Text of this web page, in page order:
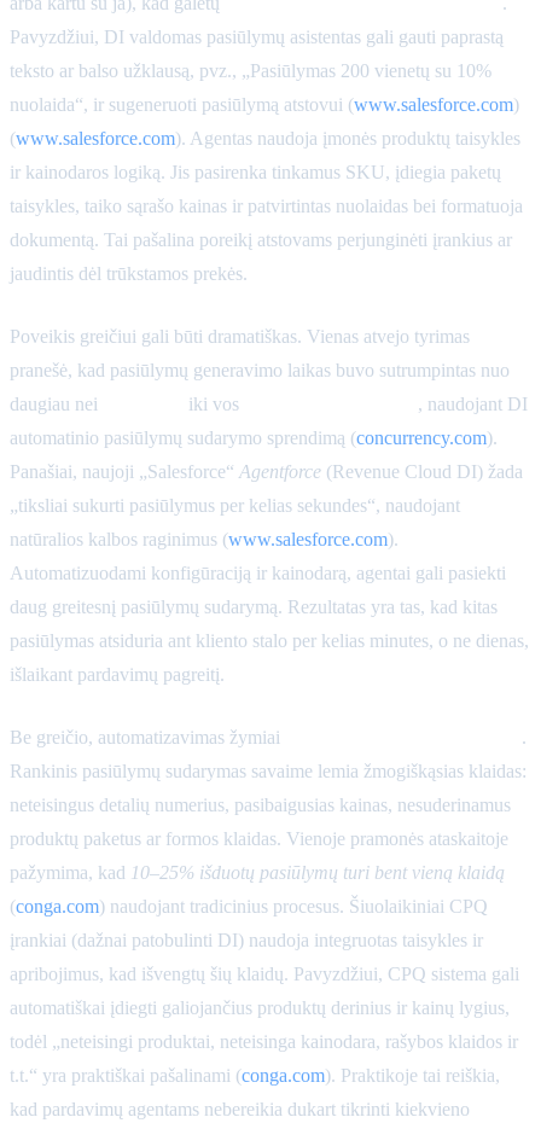
Pavyzdžiui, DI valdomas pasiūlymų asistentas gali gauti paprastą
teksto ar balso užklausą, pvz., „Pasiūlymas 200 vienetų su 10%
nuolaida“, ir sugeneruoti pasiūlymą atstovui (www.salesforce.com)
(www.salesforce.com). Agentas naudoja įmonės produktų taisykles
ir kainodaros logiką. Jis pasirenka tinkamus SKU, įdiegia paketų
taisykles, taiko sąrašo kainas ir patvirtintas nuolaidas bei formatuoja
dokumentą. Tai pašalina poreikį atstovams perjunginėti įrankius ar
jaudintis dėl trūkstamos prekės.
Poveikis greičiui gali būti dramatiškas. Vienas atvejo tyrimas
pranešė, kad pasiūlymų generavimo laikas buvo sutrumpintas nuo
daugiau nei
iki vos
, naudojant DI
automatinio pasiūlymų sudarymo sprendimą (concurrency.com).
Panašiai, naujoji „Salesforce“ Agentforce (Revenue Cloud DI) žada
„tiksliai sukurti pasiūlymus per kelias sekundes“, naudojant
natūralios kalbos raginimus (www.salesforce.com).
Automatizuodami konfigūraciją ir kainodarą, agentai gali pasiekti
daug greitesnį pasiūlymų sudarymą. Rezultatas yra tas, kad kitas
pasiūlymas atsiduria ant kliento stalo per kelias minutes, o ne dienas,
išlaikant pardavimų pagreitį.
Be greičio, automatizavimas žymiai
.
Rankinis pasiūlymų sudarymas savaime lemia žmogiškąsias klaidas:
neteisingus detalių numerius, pasibaigusias kainas, nesuderinamus
produktų paketus ar formos klaidas. Vienoje pramonės ataskaitoje
pažymima, kad 10–25% išduotų pasiūlymų turi bent vieną klaidą
(conga.com) naudojant tradicinius procesus. Šiuolaikiniai CPQ
įrankiai (dažnai patobulinti DI) naudoja integruotas taisykles ir
apribojimus, kad išvengtų šių klaidų. Pavyzdžiui, CPQ sistema gali
automatiškai įdiegti galiojančius produktų derinius ir kainų lygius,
todėl „neteisingi produktai, neteisinga kainodara, rašybos klaidos ir
t.t.“ yra praktiškai pašalinami (conga.com). Praktikoje tai reiškia,
kad pardavimų agentams nebereikia dukart tikrinti kiekvieno